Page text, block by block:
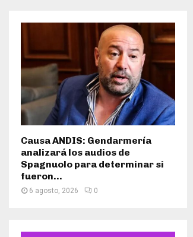
Causa ANDIS: Gendarmería
analizará los audios de
Spagnuolo para determinar si
fueron...
6 agosto, 2026 0